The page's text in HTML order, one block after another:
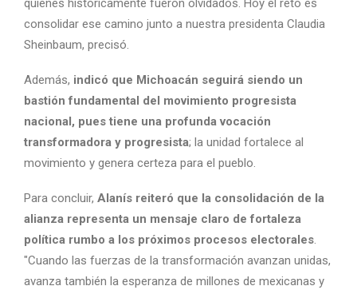
quienes históricamente fueron olvidados. Hoy el reto es
consolidar ese camino junto a nuestra presidenta Claudia
Sheinbaum, precisó.
Además, indicó que Michoacán seguirá siendo un
bastión fundamental del movimiento progresista
nacional, pues tiene una profunda vocación
transformadora y progresista; la unidad fortalece al
movimiento y genera certeza para el pueblo.
Para concluir, Alanís reiteró que la consolidación de la
alianza representa un mensaje claro de fortaleza
política rumbo a los próximos procesos electorales.
"Cuando las fuerzas de la transformación avanzan unidas,
avanza también la esperanza de millones de mexicanas y